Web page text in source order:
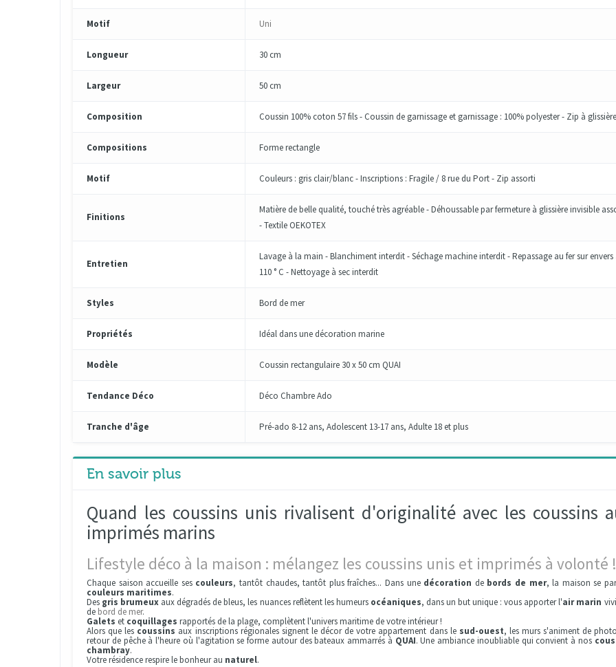
Motif Uni
Longueur 30 cm
Largeur 50 cm
Composition Coussin 100% coton 57 fils - Coussin de garnissage et garnissage : 100% polyester - Zip à glissière
Compositions Forme rectangle
Motif Couleurs : gris clair/blanc - Inscriptions : Fragile / 8 rue du Port - Zip assorti
Finitions
Matière de belle qualité, touché très agréable - Déhoussable par fermeture à glissière invisible
- Textile OEKOTEX
Entretien
Lavage à la main - Blanchiment interdit - Séchage machine interdit - Repassage au fer sur envers
110 ° C - Nettoyage à sec interdit
Styles Bord de mer
Propriétés Idéal dans une décoration marine
Modèle Coussin rectangulaire 30 x 50 cm QUAI
Tendance Déco Déco Chambre Ado
Tranche d'âge Pré-ado 8-12 ans, Adolescent 13-17 ans, Adulte 18 et plus
En savoir plus
Quand les coussins unis rivalisent d'originalité avec les coussins
imprimés marins
Lifestyle déco à la maison : mélangez les coussins unis et imprimés à volonté !
Chaque saison accueille ses couleurs, tantôt chaudes, tantôt plus fraîches... Dans une décoration de bords de mer, la maison se
couleurs maritimes.
Des gris brumeux aux dégradés de bleus, les nuances reflètent les humeurs océaniques, dans un but unique : vous apporter l'air marin
de bord de mer.
Galets et coquillages rapportés de la plage, complètent l'univers maritime de votre intérieur !
Alors que les coussins aux inscriptions régionales signent le décor de votre appartement dans le sud-ouest, les murs s'animent de
retour de pêche à l'heure où l'agitation se forme autour des bateaux ammarrés à QUAI. Une ambiance inoubliable qui convient à nos
chambray.
Votre résidence respire le bonheur au naturel.